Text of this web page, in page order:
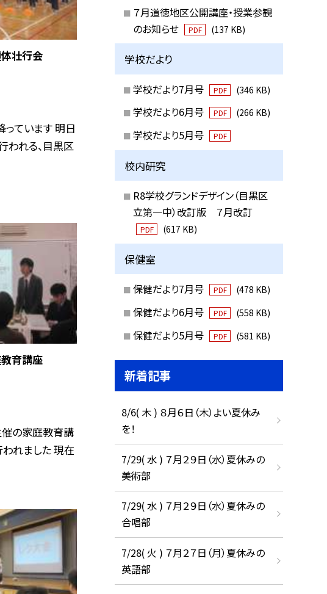
体壮行会
ています 明日
われる、目黒区
教育講座
催の家庭教育講
われました 現在
７月道徳地区公開講座・授業参観
のお知らせ
PDF (137 KB)
学校だより
学校だより7月号 PDF (346 KB)
学校だより6月号 PDF (266 KB)
学校だより5月号 PDF
校内研究
R8学校グランドデザイン（目黒区
立第一中）改訂版 ７月改訂
PDF (617 KB)
保健室
保健だより7月号 PDF (478 KB)
保健だより6月号 PDF (558 KB)
保健だより5月号 PDF (581 KB)
新着記事
8/6( 木 ) ８月６日（木）よい夏休み
を！
7/29( 水 ) ７月２９日（水）夏休みの
美術部
7/29( 水 ) ７月２９日（水）夏休みの
合唱部
7/28( 火 ) ７月２７日（月）夏休みの
英語部